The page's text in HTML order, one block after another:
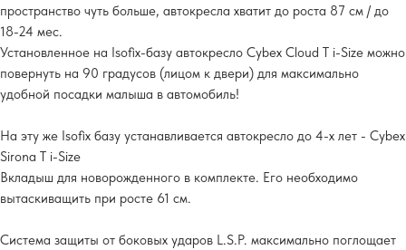
пространство чуть больше, автокресла хватит до роста 87 см / до
18-24 мес.
Установленное на Isofix-базу автокресло Cybex Cloud T i-Size можно
повернуть на 90 градусов (лицом к двери) для максимально
удобной посадки малыша в автомобиль!
На эту же Isofix базу устанавливается автокресло до 4-х лет - Cybex
Sirona T i-Size
Вкладыш для новорожденного в комплекте. Его необходимо
вытаскиващить при росте 61 см.
Система защиты от боковых ударов L.S.P. максимально поглощает